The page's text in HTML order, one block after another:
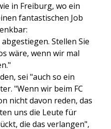
in Freiburg, wo ein
fantastischen Job
Stellen Sie
wäre, wenn wir mal
sei "auch so ein
"Wenn wir beim FC
nicht davon reden, das
uns die Leute für
die das verlangen",